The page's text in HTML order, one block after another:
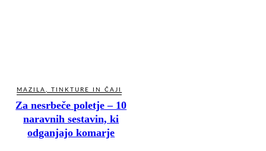
MAZILA, TINKTURE IN ČAJI
Za nesrbeče poletje – 10
naravnih sestavin, ki
odganjajo komarje